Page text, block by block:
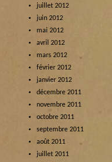
juillet 2012
juin 2012
mai 2012
avril 2012
mars 2012
février 2012
janvier 2012
décembre 2011
novembre 2011
octobre 2011
septembre 2011
août 2011
juillet 2011